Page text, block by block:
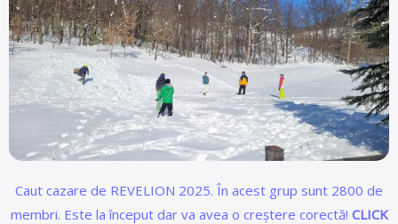
Caut cazare de REVELION 2025. În acest grup sunt 2800 de
membri. Este la început dar va avea o creștere corectă! CLICK